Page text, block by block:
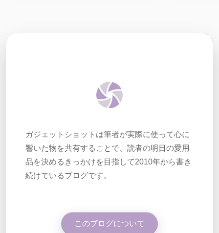
ガジェットショットは筆者が実際に使って心に
響いた物を共有することで、読者の明日の愛用
品を決めるきっかけを目指して2010年から書き
続けているブログです。
このブログについて